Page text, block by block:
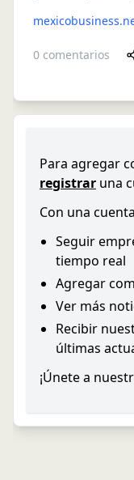
0 comentarios
Para agregar
registrar una
Con una
Seguir
tiempo real
Agregar
Ver más
Recibir
últimas
¡Únete a